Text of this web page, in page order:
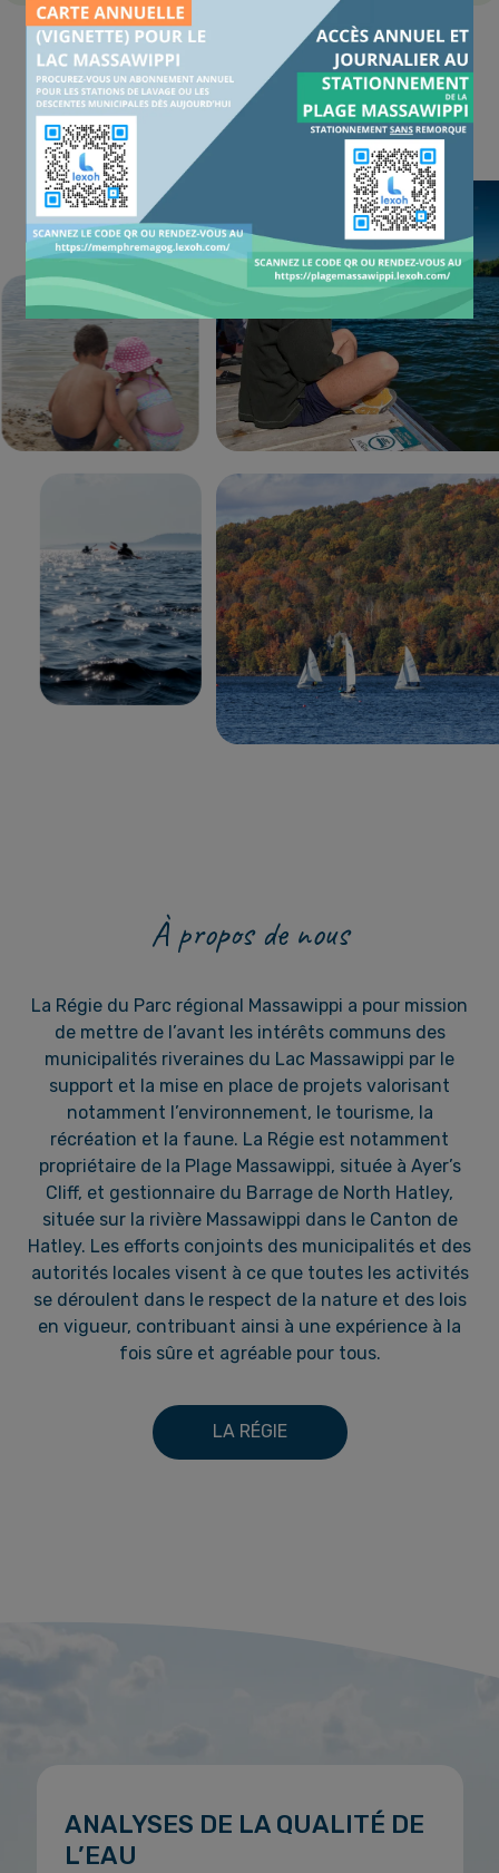
À propos de nous
La Régie du Parc régional Massawippi a pour mission
de mettre de l’avant les intérêts communs des
municipalités riveraines du Lac Massawippi par le
support et la mise en place de projets valorisant
notamment l’environnement, le tourisme, la
récréation et la faune. La Régie est notamment
propriétaire de la Plage Massawippi, située à Ayer’s
Cliff, et gestionnaire du Barrage de North Hatley,
située sur la rivière Massawippi dans le Canton de
Hatley. Les efforts conjoints des municipalités et des
autorités locales visent à ce que toutes les activités
se déroulent dans le respect de la nature et des lois
en vigueur, contribuant ainsi à une expérience à la
fois sûre et agréable pour tous.
LA RÉGIE
ANALYSES DE LA QUALITÉ DE
L’EAU